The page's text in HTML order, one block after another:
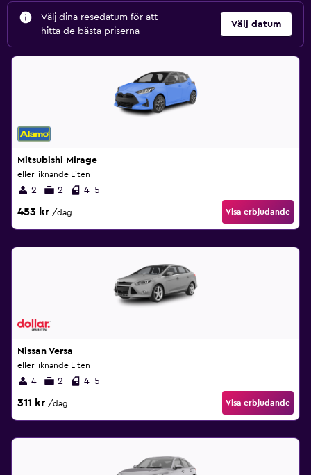
Välj dina resedatum för att
hitta de bästa priserna
Välj datum
Mitsubishi Mirage
eller liknande Liten
2 2 4-5
453 kr /dag Visa erbjudande
Nissan Versa
eller liknande Liten
4 2 4-5
311 kr /dag Visa erbjudande